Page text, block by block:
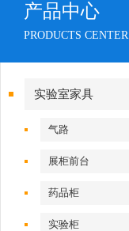
产品中心
PRODUCTS CENTER
实验室家具
气路
展柜前台
药品柜
实验柜